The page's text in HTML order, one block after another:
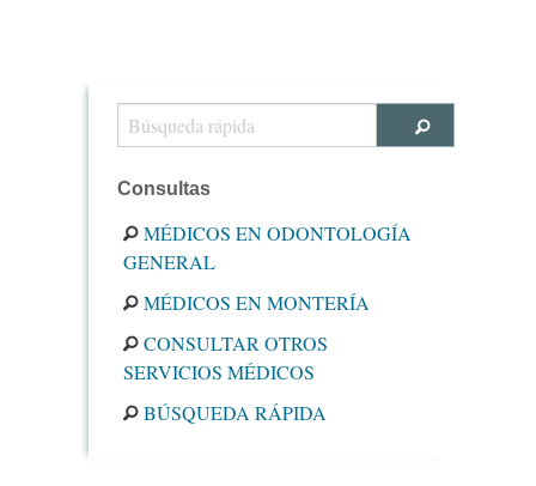
Consultas
MÉDICOS EN ODONTOLOGÍA
GENERAL
MÉDICOS EN MONTERÍA
CONSULTAR OTROS
SERVICIOS MÉDICOS
BÚSQUEDA RÁPIDA